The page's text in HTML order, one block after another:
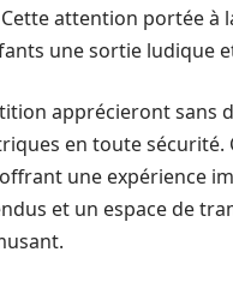
attention portée
une sortie ludique
apprécieront
en toute
une expérience
et un espace de